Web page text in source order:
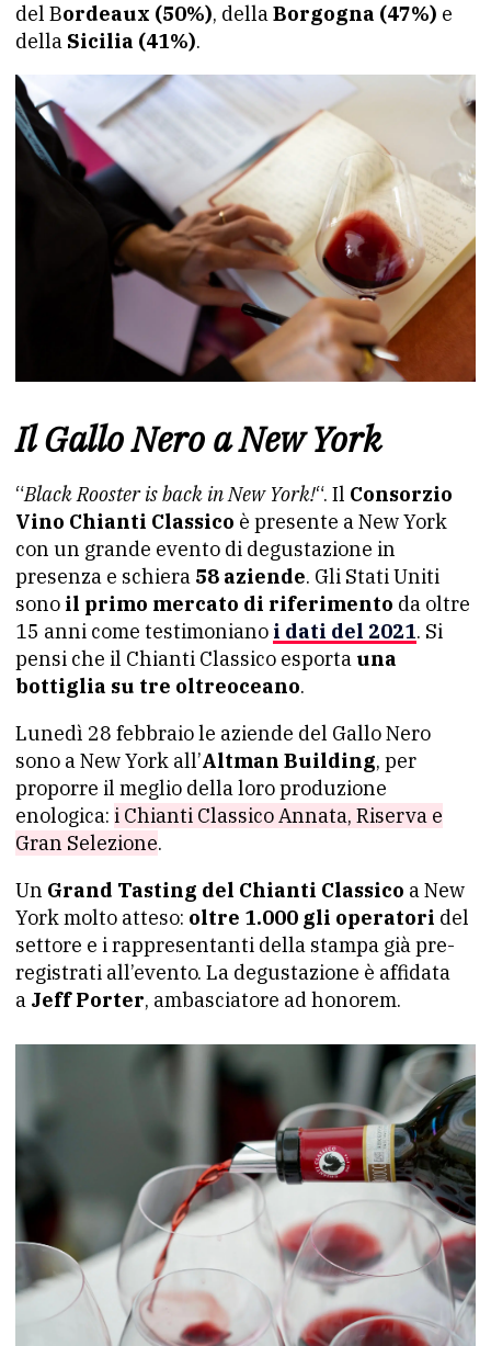
del Bordeaux (50%), dellaBorgogna (47%) e
della Sicilia (41%).
Il Gallo Nero a New York
“Black Rooster is back in New York!“. Il Consorzio
Vino Chianti Classico è presente a New York
con un grande evento di degustazione in
presenza e schiera 58 aziende. Gli Stati Uniti
sono il primo mercato di riferimento da oltre
15 anni come testimoniano i dati del 2021. Si
pensi che il Chianti Classico esporta una
bottiglia su tre oltreoceano.
Lunedì 28 febbraio le aziende del Gallo Nero
sono a New York all’Altman Building, per
proporre il meglio della loro produzione
enologica: i Chianti Classico Annata, Riserva e
Gran Selezione.
Un Grand Tasting del Chianti Classico a New
York molto atteso: oltre 1.000 gli operatori del
settore e i rappresentanti della stampa già pre-
registrati all’evento. La degustazione è affidata
a Jeff Porter, ambasciatore ad honorem.